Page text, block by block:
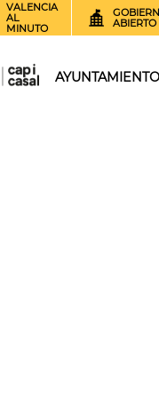
VALENCIA
AL
MINUTO
ABIERTO
AYUNTAMIENTO